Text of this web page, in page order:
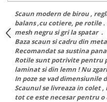
Scaun modern de birou ,
balans ,cu cotiere, pe rotile
mesh negru si gri la spatar .
Baza scaun si cadru din
Recomandat sa sustina
Rotile sunt potrivite pentru
laminat si din lemn ! Nu
In poze se vad dimensiunile
Scaunul se livreaza in colet
tot ce este necesar pentru o